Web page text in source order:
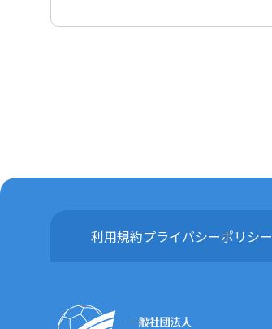
利用規約プライバシーポリシー